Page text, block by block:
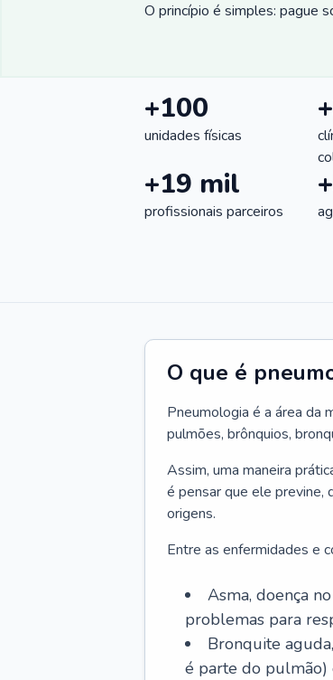
O princípio é simples: pague
+100
unidades físicas
+19 mil
profissionais parceiros
O que é
Pneumologia é a área da
pulmões, brônquios,
Assim, uma maneira
é pensar que ele previne,
origens.
Entre as enfermidades e
Asma, doença
problemas para
Bronquite
é parte do pulmão)